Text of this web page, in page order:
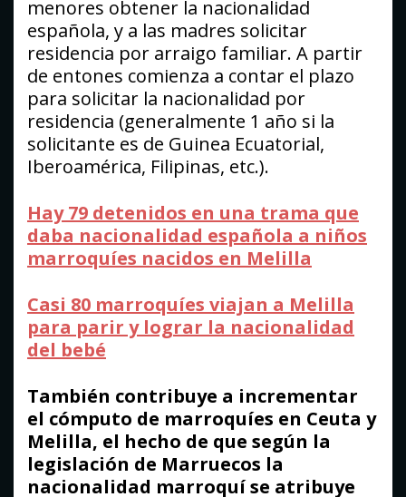
menores obtener la nacionalidad
española, y a las madres solicitar
residencia por arraigo familiar. A partir
de entones comienza a contar el plazo
para solicitar la nacionalidad por
residencia (generalmente 1 año si la
solicitante es de Guinea Ecuatorial,
Iberoamérica, Filipinas, etc.).
Hay 79 detenidos en una trama que
daba nacionalidad española a niños
marroquíes nacidos en Melilla
Casi 80 marroquíes viajan a Melilla
para parir y lograr la nacionalidad
del bebé
También contribuye a incrementar
el cómputo de marroquíes en Ceuta y
Melilla, el hecho de que según la
legislación de Marruecos la
nacionalidad marroquí se atribuye